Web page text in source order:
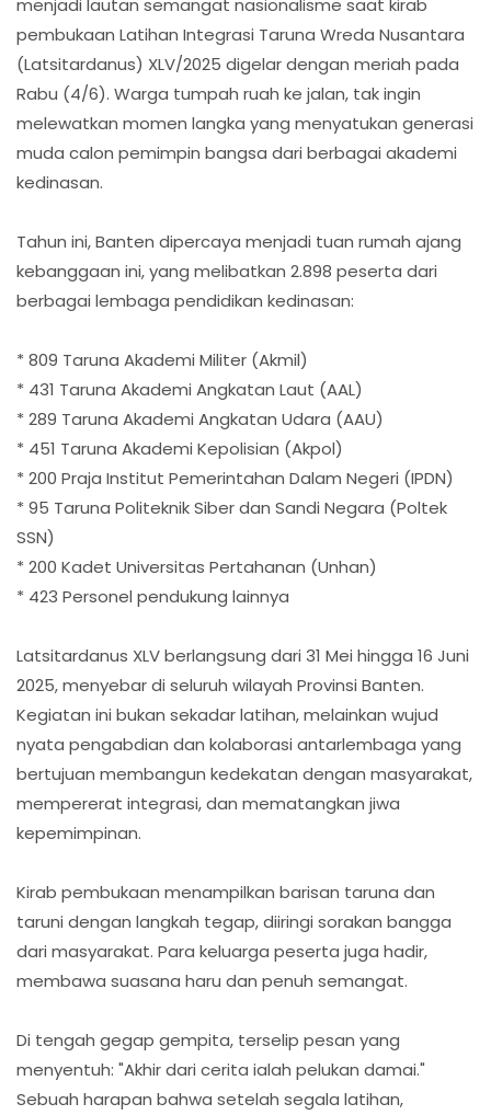
menjadi lautan semangat nasionalisme saat kirab
pembukaan Latihan Integrasi Taruna Wreda Nusantara
(Latsitardanus) XLV/2025 digelar dengan meriah pada
Rabu (4/6). Warga tumpah ruah ke jalan, tak ingin
melewatkan momen langka yang menyatukan generasi
muda calon pemimpin bangsa dari berbagai akademi
kedinasan.
Tahun ini, Banten dipercaya menjadi tuan rumah ajang
kebanggaan ini, yang melibatkan 2.898 peserta dari
berbagai lembaga pendidikan kedinasan:
* 809 Taruna Akademi Militer (Akmil)
* 431 Taruna Akademi Angkatan Laut (AAL)
* 289 Taruna Akademi Angkatan Udara (AAU)
* 451 Taruna Akademi Kepolisian (Akpol)
* 200 Praja Institut Pemerintahan Dalam Negeri (IPDN)
* 95 Taruna Politeknik Siber dan Sandi Negara (Poltek
SSN)
* 200 Kadet Universitas Pertahanan (Unhan)
* 423 Personel pendukung lainnya
Latsitardanus XLV berlangsung dari 31 Mei hingga 16 Juni
2025, menyebar di seluruh wilayah Provinsi Banten.
Kegiatan ini bukan sekadar latihan, melainkan wujud
nyata pengabdian dan kolaborasi antarlembaga yang
bertujuan membangun kedekatan dengan masyarakat,
mempererat integrasi, dan mematangkan jiwa
kepemimpinan.
Kirab pembukaan menampilkan barisan taruna dan
taruni dengan langkah tegap, diiringi sorakan bangga
dari masyarakat. Para keluarga peserta juga hadir,
membawa suasana haru dan penuh semangat.
Di tengah gegap gempita, terselip pesan yang
menyentuh: "Akhir dari cerita ialah pelukan damai."
Sebuah harapan bahwa setelah segala latihan,